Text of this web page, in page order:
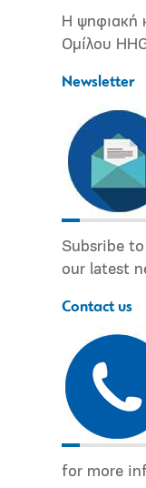
Η ψηφιακή
Ομίλου
Newsletter
Subsribe
our latest
Contact us
for more